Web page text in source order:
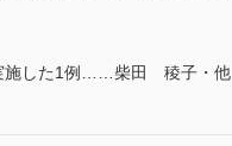
施した1例……柴田 稜子・他